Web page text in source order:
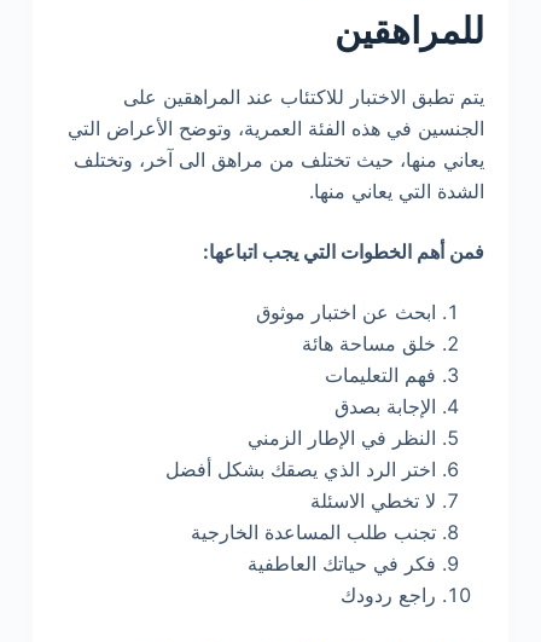
للمراهقين
يتم تطبق الاختبار للاكتئاب عند المراهقين على
الجنسين في هذه الفئة العمرية، وتوضح الأعراض التي
يعاني منها، حيث تختلف من مراهق الى آخر، وتختلف
الشدة التي يعاني منها.
فمن أهم الخطوات التي يجب اتباعها:
ابحث عن اختبار موثوق
خلق مساحة هائة
فهم التعليمات
الإجابة بصدق
النظر في الإطار الزمني
اختر الرد الذي يصقك بشكل أفضل
لا تخطي الاسئلة
تجنب طلب المساعدة الخارجية
فكر في حياتك العاطفية
راجع ردودك